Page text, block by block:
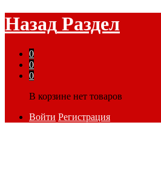
Назад Раздел
0
0
0
В корзине нет товаров
Войти Регистрация